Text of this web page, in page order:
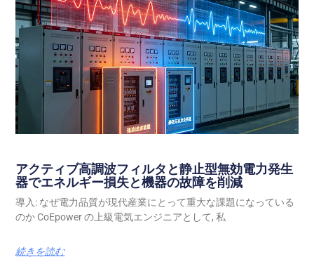
アクティブ高調波フィルタと静止型無効電力発生
器でエネルギー損失と機器の故障を削減
導入: なぜ電力品質が現代産業にとって重大な課題になっている
のか CoEpower の上級電気エンジニアとして, 私
続きを読む